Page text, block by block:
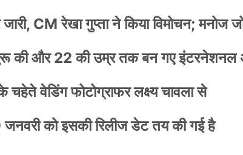
जारी, CM रेखा गुप्ता ने किया विमोचन;
की और 22 की उम्र तक बन गए इंटरनेशनल
चहेते वेडिंग फोटोग्राफर लक्ष्य चावला से
को इसकी रिलीज डेट तय की गई है